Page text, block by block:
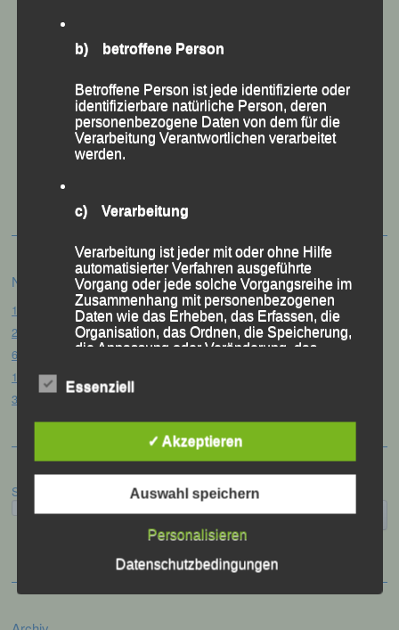
Neueste Beiträge
15. Pörndorfer Sommernachtslauf – Pörndorf, 01.08.2026
20. Goldener Steig-Lauf – Stozec/Tusset, 01.08.2026
61. Bergsportfest – Ortenburg, 26.07.2026
12. Loser Berglauf – Altaussee/Österreich, 25.07.2026
32. Sommerbiathlon – Passau, 18.07.2026
Suchen
b) betroffene Person
Betroffene Person ist jede identifizierte oder
identifizierbare natürliche Person, deren
personenbezogene Daten von dem für die
Verarbeitung Verantwortlichen verarbeitet
werden.
c) Verarbeitung
Verarbeitung ist jeder mit oder ohne Hilfe
automatisierter Verfahren ausgeführte
Vorgang oder jede solche Vorgangsreihe im
Zusammenhang mit personenbezogenen
Daten wie das Erheben, das Erfassen, die
Organisation, das Ordnen, die Speicherung,
die Anpassung oder Veränderung, das
die Offenlegung durch Übermittlung,
Verbreitung oder eine andere Form der
Löschen oder die Vernichtung.
d) Einschränkung der Verarbeitung
Einschränkung der Verarbeitung ist die
Markierung gespeicherter
personenbezogener Daten mit dem Ziel, ihre
Essenziell
✓ Akzeptieren
Auswahl speichern
Personalisieren
Datenschutzbedingungen